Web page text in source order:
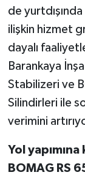
de
ilişkin hizmet
dayalı
Barankaya
Stabilizeri ve
Silindirleri ile
verimini
Yol
BOMAG RS